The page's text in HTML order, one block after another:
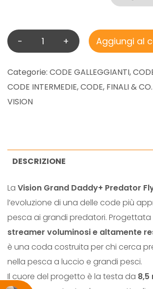
V
I
S
I
O
A
D
D
A
D
D
Y
+
- + Aggiungi al
Categorie: CODE GALLEGGIANTI,
CODE INTERMEDIE,CODE, FINALI & CO.
VISION
DESCRIZIONE
La Vision Grand Daddy+ Predator
l’evoluzione di una delle code più
pesca ai grandi predatori. Progettata
streamer voluminosi e altamente
è una coda costruita per chi cerca
nella pesca a luccio e grandi pesci.
Il cuore del progetto è la testa da 8,5